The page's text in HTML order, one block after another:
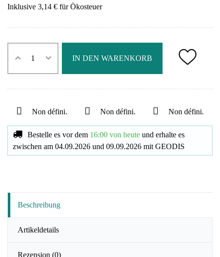
Inklusive 3,14 € für Ökosteuer
IN DEN WARENKORB
Non défini. Non défini. Non défini.
Bestelle es vor dem 16:00 von heute und erhalte es
zwischen am 04.09.2026 und 09.09.2026 mit GEODIS
Beschreibung
Artikeldetails
Rezension (0)